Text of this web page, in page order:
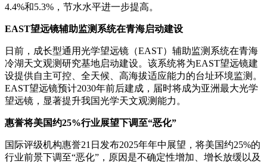
4.4%和5.3%，节水水平进一步提高。
EAST望远镜辅助监测系统在青海启动建设
日前，成长型通用光学望远镜（EAST）辅助监测系统在青海
冷湖天文观测研究基地启动建设。该系统将为EAST望远镜建
设提供自主可控、全天候、高海拔适应能力的台址环境监测。
EAST望远镜预计2030年前后建成，届时将成为亚洲最大光学
望远镜，显著提升我国光学天文观测能力。
惠誉将美国约25%行业展望下调至“恶化”
国际评级机构惠誉21日发布2025年年中展望，将美国约25%的
行业前景下调至“恶化”，原因是不确定性增加、增长放缓以及